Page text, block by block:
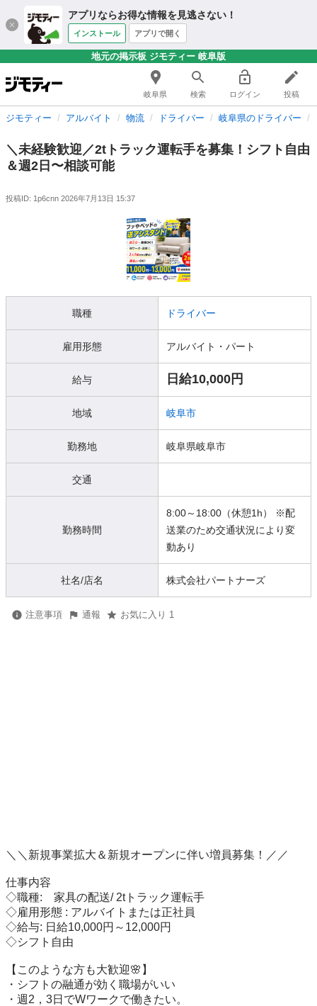
アプリならお得な情報を見逃さない！
インストール アプリで開く
地元の掲示板 ジモティー 岐阜版
岐阜県 検索 ログイン 投稿
ジモティー アルバイト 物流 ドライバー 岐阜県のドライバー
＼未経験歓迎／2tトラック運転手を募集！シフト自由
＆週2日〜相談可能
投稿ID: 1p6cnn 2026年7月13日 15:37
職種 ドライバー
雇用形態 アルバイト・パート
給与 日給10,000円
地域 岐阜市
勤務地 岐阜県岐阜市
交通
勤務時間
8:00～18:00（休憩1h） ※配
送業のため交通状況により変
動あり
社名/店名 株式会社パートナーズ
注意事項 通報 お気に入り 1
＼＼新規事業拡大＆新規オープンに伴い増員募集！／／
仕事内容
◇職種:　家具の配送/ 2tトラック運転手
◇雇用形態 : アルバイトまたは正社員
◇給与: 日給10,000円～12,000円
◇シフト自由
【このような方も大歓迎🌸】
・シフトの融通が効く職場がいい
・週2，3日でWワークで働きたい。